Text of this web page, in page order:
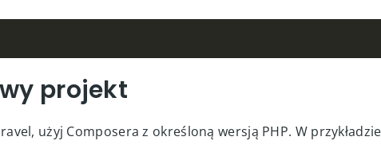
Copy
do wykonania, choć nie jest to obowiązkowe: